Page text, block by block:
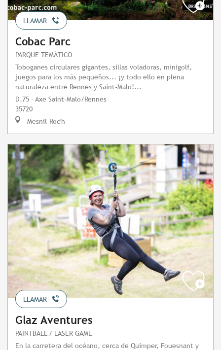
LLAMAR
Cobac Parc
PARQUE TEMÁTICO
Toboganes circulares gigantes, sillas voladoras, minigolf,
juegos para los más pequeños... ¡y todo ello en plena
naturaleza entre Rennes y Saint-Malo!...
D.75 - Axe Saint-Malo/Rennes
35720
Mesnil-Roc'h
LLAMAR
Glaz Aventures
PAINTBALL / LASER GAME
En la carretera del océano, cerca de Quimper, Fouesnant y